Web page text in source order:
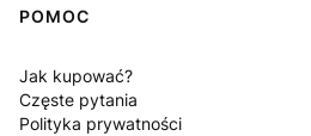
POMOC
Jak kupować?
Częste pytania
Polityka prywatności